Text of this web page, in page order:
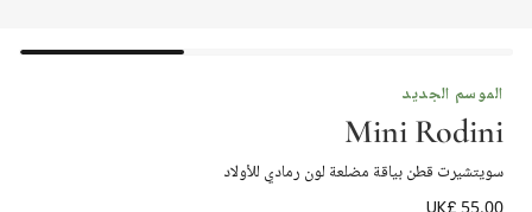
الموسم الجديد
Mini Rodini
سويتشيرت قطن بياقة مضلعة لون رمادي للأولاد
UK£ 55.00